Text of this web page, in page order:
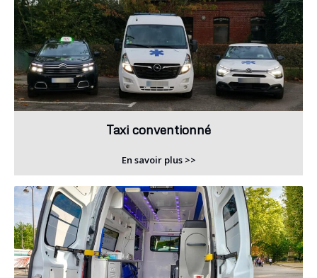
Taxi conventionné
En savoir plus >>